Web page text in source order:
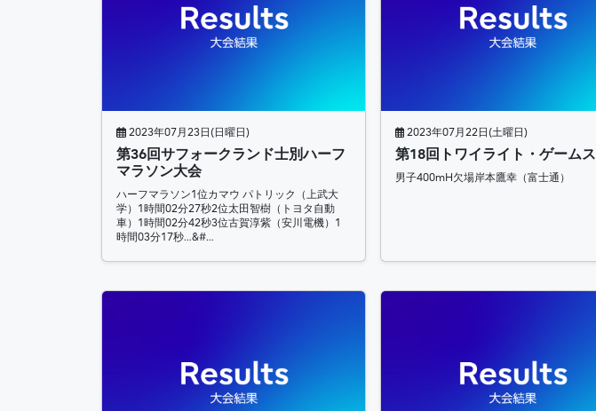
2023年07月23日(日曜日)
第36回サフォークランド士別ハーフ
マラソン大会
ハーフマラソン1位カマウ パトリック（上武大
学）1時間02分27秒2位太田智樹（トヨタ自動
車）1時間02分42秒3位古賀淳紫（安川電機）1
時間03分17秒…&#…
2023年07月22日(土曜日)
第18回トワイライト・ゲームス
男子400mH欠場岸本鷹幸（富士通）